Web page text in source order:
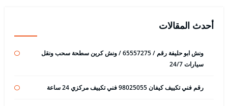
أحدث المقالات
ونش ابو حليفة رقم / 65557275 / ونش كرين سطحة سحب ونقل
سيارات 24/7
رقم فني تكييف كيفان 98025055 فني تكييف مركزي 24 ساعة